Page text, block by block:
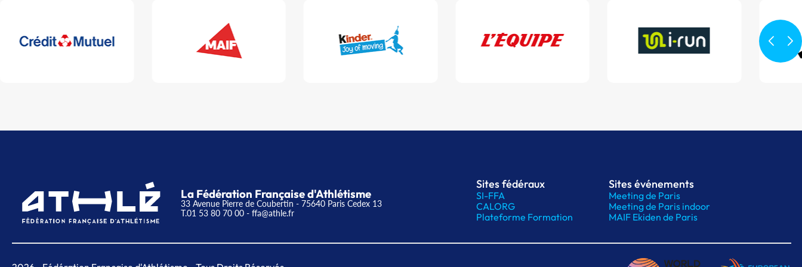
La Fédération Française d'Athlétisme
33 Avenue Pierre de Coubertin - 75640 Paris Cedex 13
T.01 53 80 70 00 - ffa@athle.fr
Sites fédéraux
SI-FFA
CALORG
Plateforme Formation
Sites événements
Meeting de Paris
Meeting de Paris indoor
MAIF Ekiden de Paris